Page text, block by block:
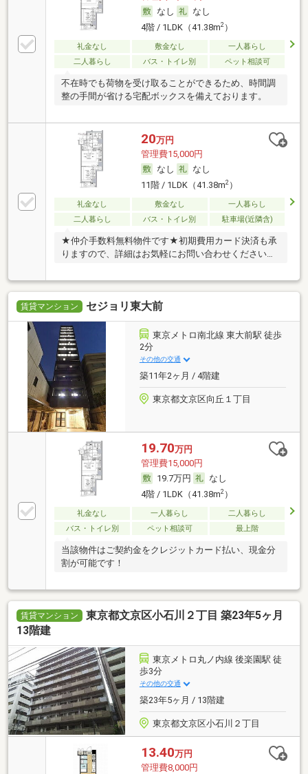
なし
なし
4階 / 1LDK（41.38m2）
礼金なし 敷金なし
一人暮らし
二人暮らし
バス・トイレ別 ペット相談可
不在時でも荷物を受け取ることができるため、時間調
整の手間が省ける宅配ボックスを備えております。
20万円
管理費15,000円
なし
なし
11階 / 1LDK（41.38m2）
礼金なし 敷金なし
一人暮らし
二人暮らし
バス・トイレ別 駐車場(近隣含)
★仲介手数料無料物件です★初期費用カード決済も承
りますので、詳細はお気軽にお問い合わせくださいま
賃貸マンション セジョリ東大前
東京メトロ南北線 東大前駅 徒歩
2分
その他の交通
築11年2ヶ月 / 4階建
東京都文京区向丘１丁目
19.70万円
管理費15,000円
19.7万円
なし
4階 / 1LDK（41.38m2）
礼金なし 一人暮らし
二人暮らし
バス・トイレ別
ペット相談可 最上階
当該物件はご契約金をクレジットカード払い、現金分
割が可能です！
賃貸マンション
東京都文京区小石川２丁目 築23年5ヶ月
13階建
東京メトロ丸ノ内線 後楽園駅 徒
歩3分
その他の交通
築23年5ヶ月 / 13階建
東京都文京区小石川２丁目
13.40万円
管理費8,000円